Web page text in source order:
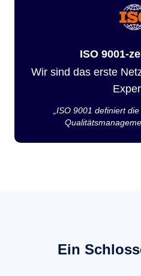
ISO 9001-
Wir sind das erste
„ISO 9001 definiert
Ein